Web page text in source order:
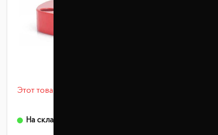
Этот товар сейчас просматривают 2 человек
На складе